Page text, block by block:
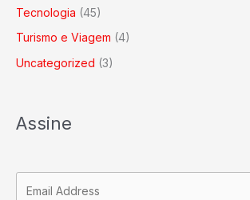
Tecnologia (45)
Turismo e Viagem (4)
Uncategorized (3)
Assine